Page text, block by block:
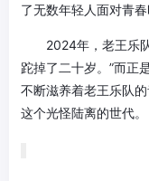
了无数年轻人面对青
2024年，老王乐
跎掉了二十岁。”而正
不断滋养着老王乐队
这个光怪陆离的世代。